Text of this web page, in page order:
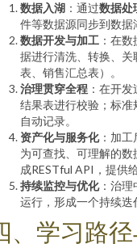
数据入湖 ：通过数据处
件等数据源同步到数据
数据开发与加工 ：在
据进行清洗、转换、
表、销售汇总表）。
治理贯穿全程 ：在开发
结果表进行校验；标
自动记录。
资产化与服务化：加工
为可查找、可理解的
成RESTful API，提供
持续监控与优化：治理
运行，形成一个持续迭
、学习路